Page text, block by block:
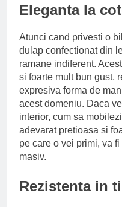
Eleganta la
Atunci cand privesti o
dulap confectionat din
ramane indiferent.
si foarte mult bun gust,
expresiva forma de
acest domeniu. Daca
interior, cum sa
adevarat pretioasa si
pe care o vei primi, va
masiv.
Rezistenta in